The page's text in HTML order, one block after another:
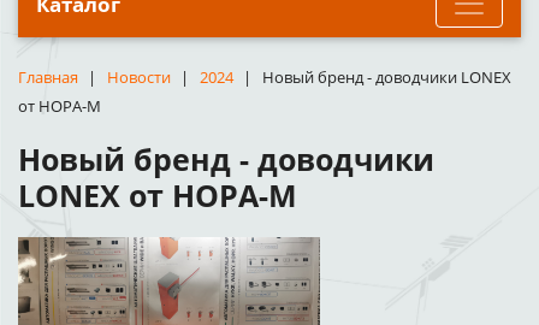
Главная Новости 2024
Новый бренд - доводчики LONEX
от НОРА-М
Новый бренд - доводчики
LONEX от НОРА-М